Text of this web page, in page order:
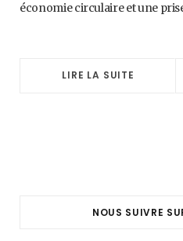
économie circulaire et une
LIRE LA SUITE
NOUS SUIVRE